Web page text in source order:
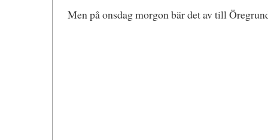
Men på onsdag morgon bär det av till